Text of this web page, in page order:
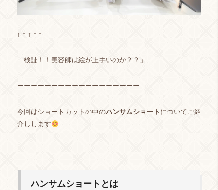
↑ ↑ ↑ ↑ ↑
「検証！！美容師は絵が上手いのか？？」
ーーーーーーーーーーーーーーーーーー
今回はショートカットの中のハンサムショート についてご紹
介しします
ハンサムショートとは